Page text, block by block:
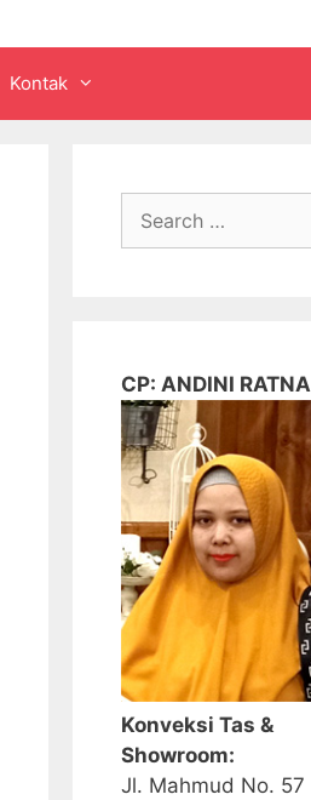
Kontak
for:
CP: ANDINI RATNA
Konveksi Tas &
Showroom:
Jl. Mahmud No. 57